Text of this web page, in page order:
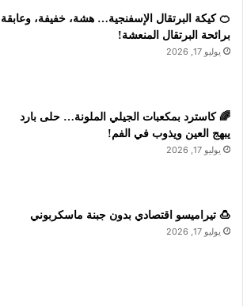
🍊 كيكة البرتقال الإسفنجية… هشة، خفيفة، وعابقة
برائحة البرتقال المنعشة!
يوليو 17, 2026
🌈 كاسترد بمكعبات الجيلي الملونة… حلى بارد
يبهج العين ويذوب في الفم!
يوليو 17, 2026
🍮 تيراميسو اقتصادي بدون جبنة ماسكربوني
يوليو 17, 2026